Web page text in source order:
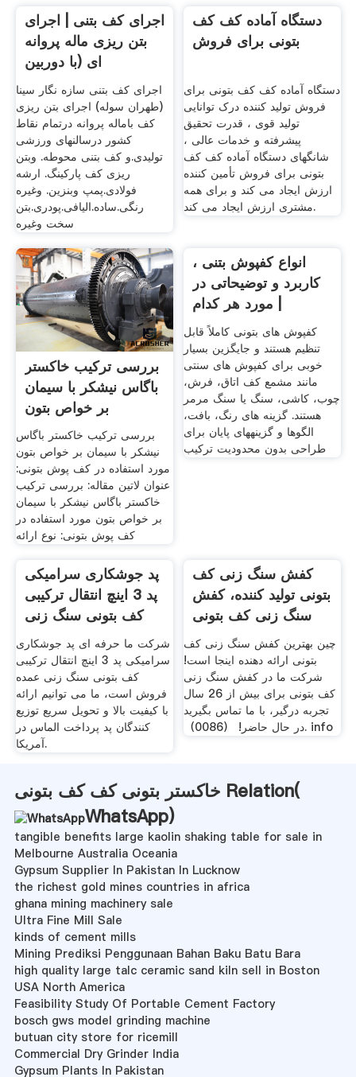
خاکستر کف ذغال‌سنگ پایه بر
عملکرد مقاومتی
اطلاعات دقیق میدان رقابت برای
همه دست اندر کاران صنعت باز
شود تا به پیمانهای برد_برد
اجرای کف بتنی | اجرای
بتن ریزی ماله پروانه
ای (با دوربین
اجرای کف بتنی سازه نگار سینا
(طهران سوله) اجرای بتن ریزی
کف باماله پروانه درتمام نقاط
کشور درسالنهای ورزشی
ریزی کف پارکینگ. ارشه
فولادی.پمپ وبنزین. وغیره
رنگی.ساده.الیافی.پودری.بتن
سخت وغیره
دستگاه آماده کف کف
بتونی برای فروش
دستگاه آماده کف کف بتونی برای
فروش تولید کننده درک توانایی
تولید قوی ، قدرت تحقیق
بتونی برای فروش تأمین کننده
ارزش ایجاد می کند و برای همه
بررسی ترکیب خاکستر
باگاس نیشکر با سیمان
بر خواص بتون
بررسی ترکیب خاکستر باگاس
نیشکر با سیمان بر خواص بتون
عنوان لاتین مقاله: بررسی ترکیب
خاکستر باگاس نیشکر با سیمان
بر خواص بتون مورد استفاده در
کف پوش بتونی: نوع ارائه
انواع کفپوش بتنی ،
کاربرد و توضیحاتی در
مورد هر کدام |
کفپوش های بتونی کاملاً قابل
تنظیم هستند و جایگزین بسیار
خوبی برای کفپوش های سنتی
پد جوشکاری سرامیکی
پد 3 اینچ انتقال ترکیبی
کف بتونی سنگ زنی
شرکت ما حرفه ای پد جوشکاری
سرامیکی پد 3 اینچ انتقال ترکیبی
فروش است، ما می توانیم ارائه
با کیفیت بالا و تحویل سریع توزیع
کنندگان پد پرداخت الماس در
آمریکا.
کفش سنگ زنی کف
بتونی تولید کننده، کفش
سنگ زنی کف بتونی
کارخانه
چین بهترین کفش سنگ زنی کف
کف بتونی برای بیش از 26 سال
تجربه درگیر، با ما تماس بگیرید
خاکستر بتونی کف کف بتونی Relation(
WhatsApp)
tangible benefits large kaolin shaking table for sale in
Melbourne Australia Oceania
Gypsum Supplier In Pakistan In Lucknow
the richest gold mines countries in africa
ghana mining machinery sale
Ultra Fine Mill Sale
kinds of cement mills
Mining Prediksi Penggunaan Bahan Baku Batu Bara
high quality large talc ceramic sand kiln sell in Boston